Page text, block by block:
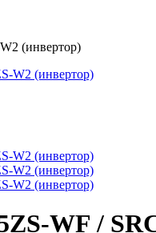
(инвертор)
WF /